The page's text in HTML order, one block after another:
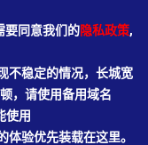
要同意我们的隐私政策,
不稳定的情况，长城宽
，请使用备用域名
使用
验优先装载在这里。